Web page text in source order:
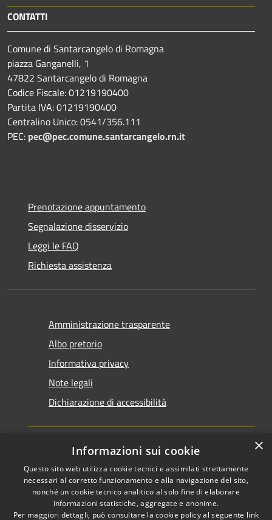
CONTATTI
Comune di Santarcangelo di Romagna
piazza Ganganelli, 1
47822 Santarcangelo di Romagna
Codice Fiscale: 01219190400
Partita IVA: 01219190400
Centralino Unico: 0541/356.111
PEC: pec@pec.comune.santarcangelo.rn.it
Prenotazione appuntamento
Segnalazione disservizio
Leggi le FAQ
Richiesta assistenza
Amministrazione trasparente
Albo pretorio
Informativa privacy
Note legali
Dichiarazione di accessibilità
RSS
Accessibilità
Copyright © 2026 • Comune di
Santarcangelo di Romagna •
Powered byMunicipium
×
Informazioni sui cookie
Questo sito web utilizza cookie tecnici e assimilati strettamente
necessari al corretto funzionamento e alla navigazione del sito,
nonché un cookie tecnico analitico al solo fine di elaborare
informazioni statistiche, aggregate e anonime.
Per maggiori dettagli, può consultare la cookie policy al seguente link